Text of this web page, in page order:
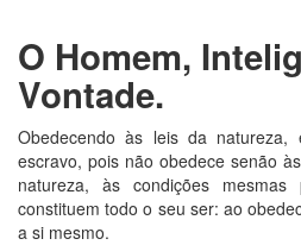
O Homem, I
Vontade.
Obedecendo às leis da
escravo, pois não obedece senão
natureza, às condições
constituem todo o seu ser: ao
a si mesmo.